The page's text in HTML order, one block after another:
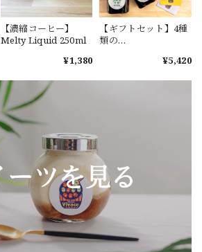
【濃縮コーヒー】
Melty Liquid 250ml
¥1,380
【ギフトセット】4種
類の
¥5,420